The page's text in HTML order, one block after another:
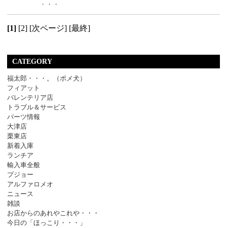
・・・
[1] [2] [次ページ] [最終]
CATEGORY
福太郎・・・。（ポメ犬）
フィアット
バレンテリア店
トラブル＆サービス
パーツ情報
大津店
栗東店
新着入庫
ランチア
輸入車全般
プジョー
アルファロメオ
ニュース
雑談
お店からのあれやこれや・・・
今日の「ほっこり・・・」